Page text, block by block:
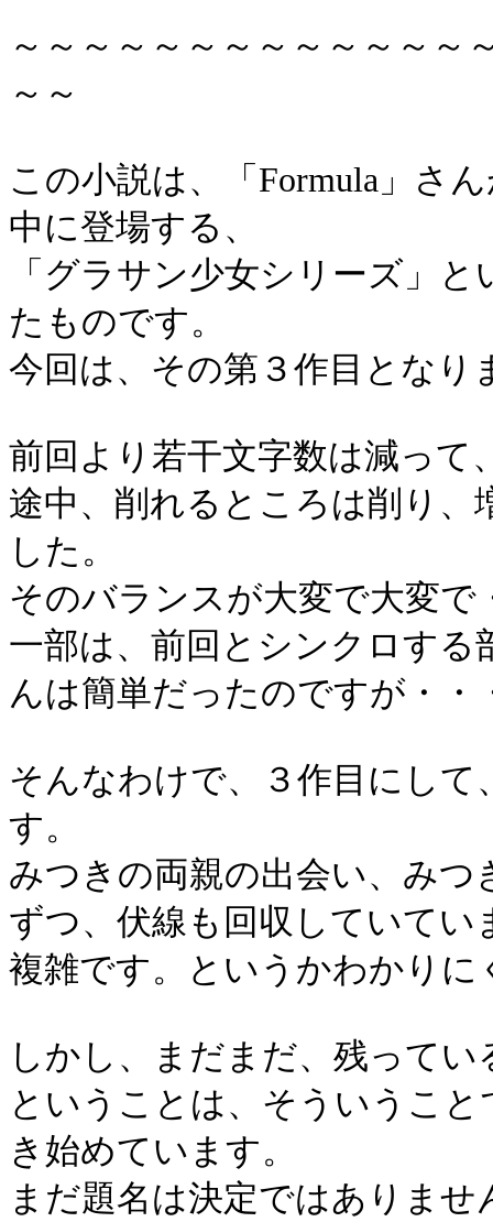
～～～～～～～～～～～～～
～～
この小説は、「Formula」さ
中に登場する、
「グラサン少女シリーズ」
たものです。
今回は、その第３作目となり
前回より若干文字数は減って
途中、削れるところは削り
した。
そのバランスが大変で大変で
一部は、前回とシンクロす
んは簡単だったのですが・・
そんなわけで、３作目にし
す。
みつきの両親の出会い、みつ
ずつ、伏線も回収していてい
複雑です。というかわかり
しかし、まだまだ、残って
ということは、そういうこ
き始めています。
まだ題名は決定ではありま